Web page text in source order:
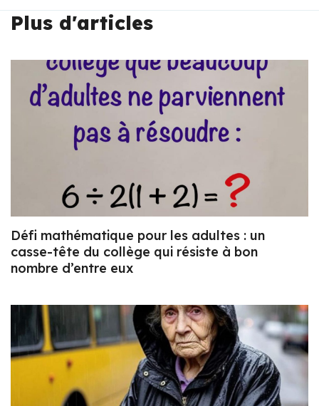
Plus d'articles
Défi mathématique pour les adultes : un
casse-tête du collège qui résiste à bon
nombre d’entre eux